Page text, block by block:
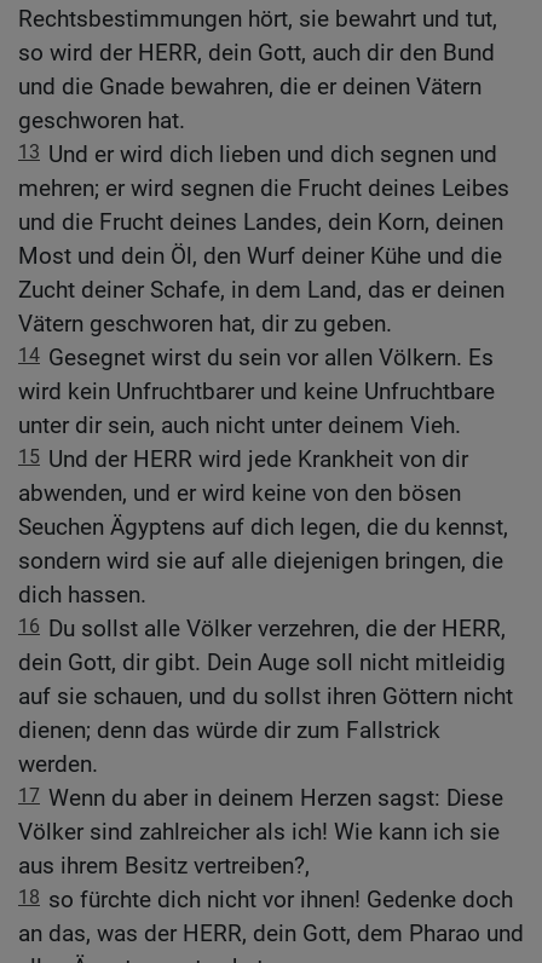
Rechtsbestimmungen hört, sie bewahrt und tut,
so wird der HERR, dein Gott, auch dir den Bund
und die Gnade bewahren, die er deinen Vätern
geschworen hat.
13 Und er wird dich lieben und dich segnen und
mehren; er wird segnen die Frucht deines Leibes
und die Frucht deines Landes, dein Korn, deinen
Most und dein Öl, den Wurf deiner Kühe und die
Zucht deiner Schafe, in dem Land, das er deinen
Vätern geschworen hat, dir zu geben.
14 Gesegnet wirst du sein vor allen Völkern. Es
wird kein Unfruchtbarer und keine Unfruchtbare
unter dir sein, auch nicht unter deinem Vieh.
15 Und der HERR wird jede Krankheit von dir
abwenden, und er wird keine von den bösen
Seuchen Ägyptens auf dich legen, die du kennst,
sondern wird sie auf alle diejenigen bringen, die
dich hassen.
16 Du sollst alle Völker verzehren, die der HERR,
dein Gott, dir gibt. Dein Auge soll nicht mitleidig
auf sie schauen, und du sollst ihren Göttern nicht
dienen; denn das würde dir zum Fallstrick
werden.
17 Wenn du aber in deinem Herzen sagst: Diese
Völker sind zahlreicher als ich! Wie kann ich sie
aus ihrem Besitz vertreiben?,
18 so fürchte dich nicht vor ihnen! Gedenke doch
an das, was der HERR, dein Gott, dem Pharao und